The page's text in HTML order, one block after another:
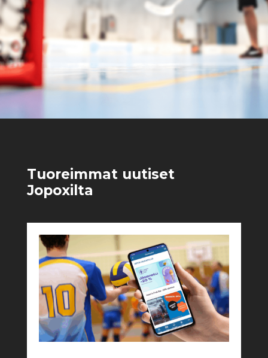
Tuoreimmat uutiset
Jopoxilta